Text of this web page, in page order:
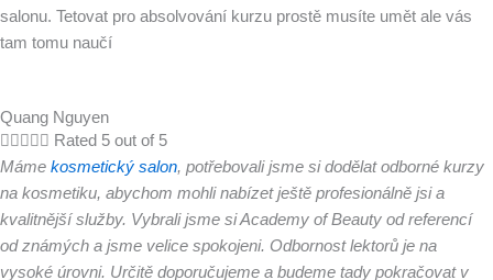
salonu. Tetovat pro absolvování kurzu prostě musíte umět ale vás
tam tomu naučí
Quang Nguyen
     Rated 5 out of 5
Máme kosmetický salon, potřebovali jsme si dodělat odborné kurzy
na kosmetiku, abychom mohli nabízet ještě profesionálně jsi a
kvalitnější služby. Vybrali jsme si Academy of Beauty od referencí
od známých a jsme velice spokojeni. Odbornost lektorů je na
vysoké úrovni. Určitě doporučujeme a budeme tady pokračovat v